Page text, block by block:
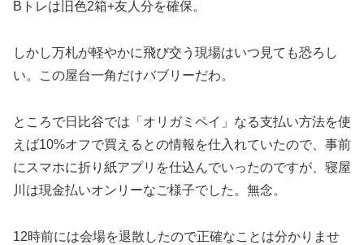
Bトレは旧色2箱+友人分を確保。
しかし万札が軽やかに飛び交う現場はいつ見ても恐ろし
い。この屋台一角だけバブリーだわ。
ところで日比谷では「オリガミペイ」なる支払い方法を使
えば10%オフで買えるとの情報を仕入れていたので、事前
にスマホに折り紙アプリを仕込んでいったのですが、寝屋
川は現金払いオンリーなご様子でした。無念。
12時前には会場を退散したので正確なことは分かりませ